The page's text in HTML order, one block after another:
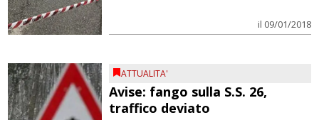
il 09/01/2018
ATTUALITA'
Avise: fango sulla S.S. 26,
traffico deviato